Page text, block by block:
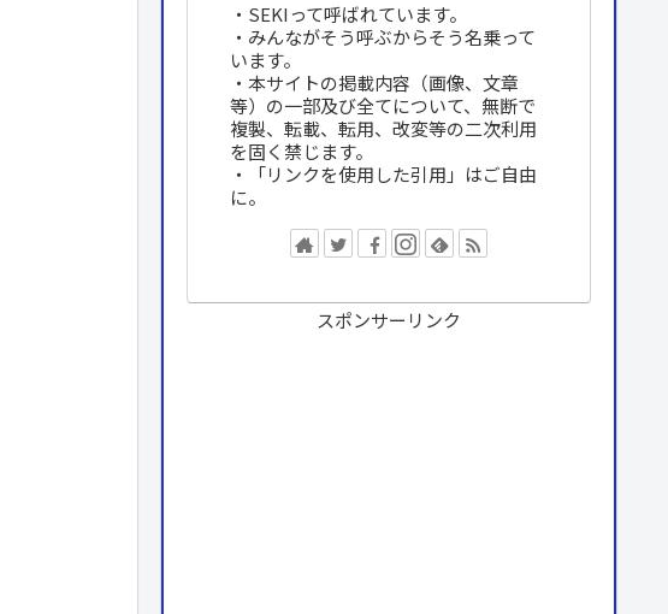
・SEKIって呼ばれています。
・みんながそう呼ぶからそう名乗って
います。
・本サイトの掲載内容（画像、文章
等）の一部及び全てについて、無断で
複製、転載、転用、改変等の二次利用
を固く禁じます。
・「リンクを使用した引用」はご自由
に。
スポンサーリンク